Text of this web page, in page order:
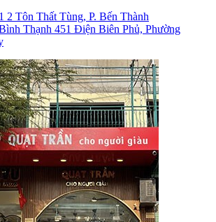
2 Tôn Thất Tùng, P. Bến Thành
Thạnh 451 Điện Biên Phủ, Phường